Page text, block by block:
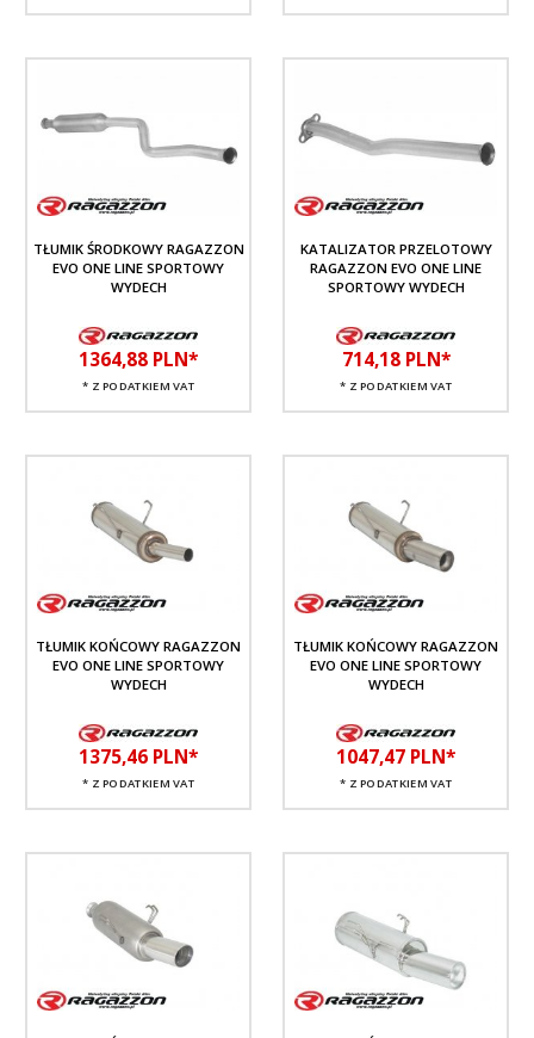
TŁUMIK ŚRODKOWY RAGAZZON
EVO ONE LINE SPORTOWY
WYDECH
1364,88 PLN*
* Z PODATKIEM VAT
KATALIZATOR PRZELOTOWY
RAGAZZON EVO ONE LINE
SPORTOWY WYDECH
714,18 PLN*
* Z PODATKIEM VAT
TŁUMIK KOŃCOWY RAGAZZON
EVO ONE LINE SPORTOWY
WYDECH
1375,46 PLN*
* Z PODATKIEM VAT
TŁUMIK KOŃCOWY RAGAZZON
EVO ONE LINE SPORTOWY
WYDECH
1047,47 PLN*
* Z PODATKIEM VAT